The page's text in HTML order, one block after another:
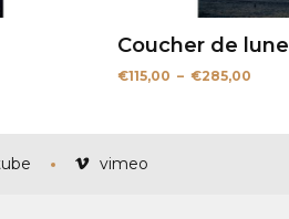
Coucher de lune
€115,00 – €285,00Plage
vimeo